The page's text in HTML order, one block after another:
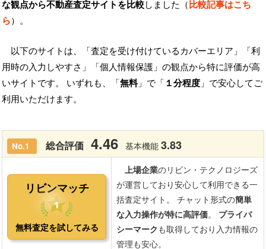
な観点から不動産査定サイトを比較しました（比較記事はこち
ら）。
以下のサイトは、「査定を受け付けているカバーエリア」「利
用時の入力しやすさ」「個人情報保護」の観点から特に評価が高
いサイトです。 いずれも、「無料」で「 １分程度 」で安心してご
利用いただけます。